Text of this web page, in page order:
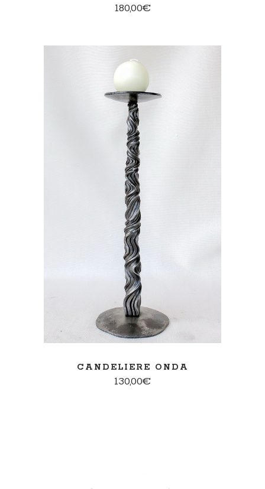
180,00€
AGGIUNGI AL CARRELLO
CANDELIERE ONDA
130,00€